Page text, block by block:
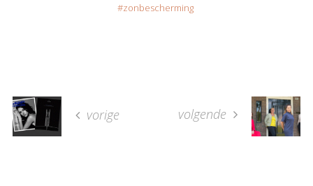
zonbescherming
vorige volgende